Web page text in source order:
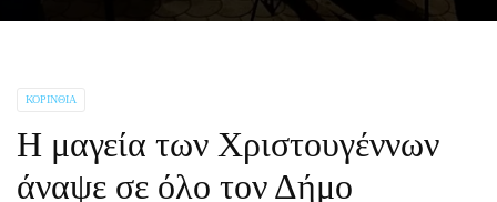
ΚΟΡΙΝΘΊΑ
Η μαγεία των Χριστουγέννων
άναψε σε όλο τον Δήμο